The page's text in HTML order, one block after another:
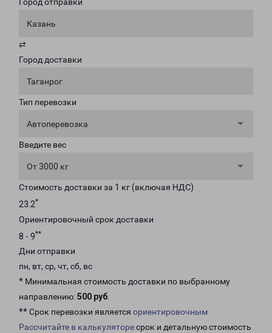
Казань
⇄
Город доставки
Таганрог
Тип перевозки
Автоперевозка
Введите вес
От 3000 кг
Стоимость доставки за 1 кг (включая НДС)
23.2*
Ориентировочный срок доставки
8 - 9**
Дни отправки
пн, вт, ср, чт, сб, вс
* Минимальная стоимость доставки по выбранному
направлению: 500 руб.
** Срок перевозки является ориентировочным
Рассчитайте в калькуляторесрок и детальную стоимость